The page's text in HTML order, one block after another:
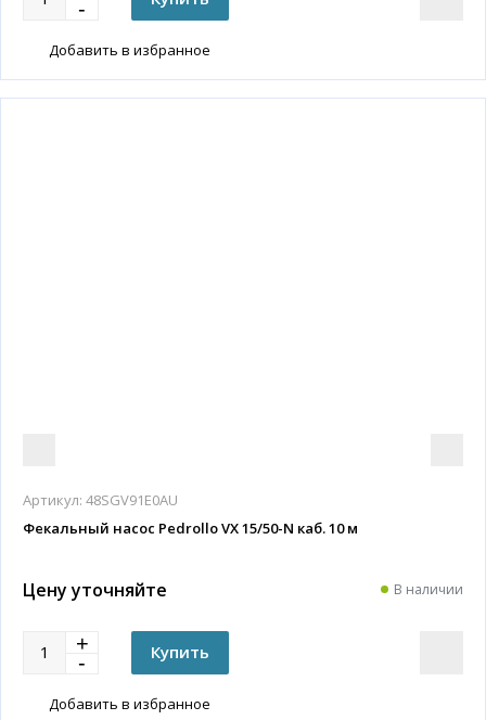
Добавить в избранное
Артикул: 48SGV91E0AU
Фекальный насос Pedrollo VX 15/50-N каб. 10 м
Цену уточняйте В наличии
Добавить в избранное